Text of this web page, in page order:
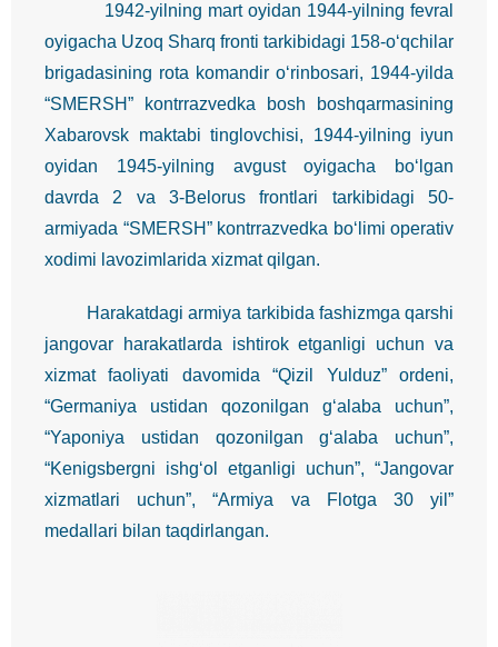
1942-yilning mart oyidan 1944-yilning fevral
oyigacha Uzoq Sharq fronti tarkibidagi 158-o‘qchilar
brigadasining rota komandir o‘rinbosari, 1944-yilda
“SMERSH” kontrrazvedka bosh boshqarmasining
Xabarovsk maktabi tinglovchisi, 1944-yilning iyun
oyidan 1945-yilning avgust oyigacha bo‘lgan
davrda 2 va 3-Belorus frontlari tarkibidagi 50-
armiyada “SMERSH” kontrrazvedka bo‘limi operativ
xodimi lavozimlarida xizmat qilgan.
Harakatdagi armiya tarkibida fashizmga qarshi
jangovar harakatlarda ishtirok etganligi uchun va
xizmat faoliyati davomida “Qizil Yulduz” ordeni,
“Germaniya ustidan qozonilgan g‘alaba uchun”,
“Yaponiya ustidan qozonilgan g‘alaba uchun”,
“Kenigsbergni ishg‘ol etganligi uchun”, “Jangovar
xizmatlari uchun”, “Armiya va Flotga 30 yil”
medallari bilan taqdirlangan.